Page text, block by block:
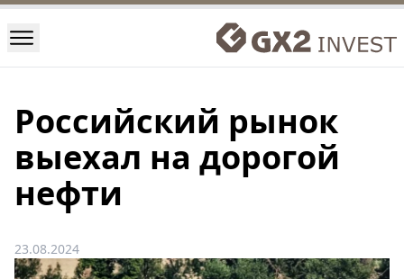
Российский рынок
выехал на дорогой
нефти
23.08.2024